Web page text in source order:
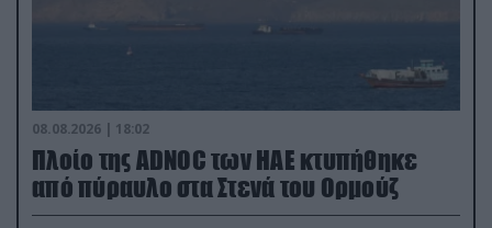
08.08.2026 | 18:02
Πλοίο της ADNOC των ΗΑΕ κτυπήθηκε
από πύραυλο στα Στενά του Ορμούζ